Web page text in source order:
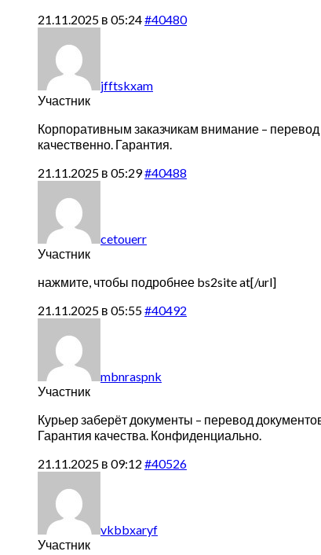
21.11.2025 в 05:24#40480
jfftskxam
Участник
Корпоративным заказчикам внимание –
качественно. Гарантия.
21.11.2025 в 05:29#40488
cetouerr
Участник
нажмите, чтобы подробнее bs2site at[/url]
21.11.2025 в 05:55#40492
mbnraspnk
Участник
Курьер заберёт документы – перевод
Гарантия качества. Конфиденциально.
21.11.2025 в 09:12 #40526
vkbbxaryf
Участник